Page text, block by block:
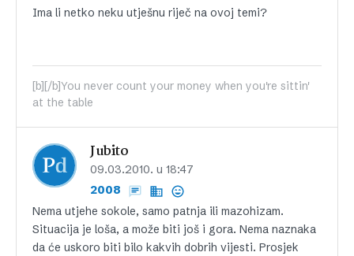
Ima li netko neku utješnu riječ na ovoj temi?
[b][/b]You never count your money when you're sittin'
at the table
Jubito
09.03.2010. u 18:47
2008
Nema utjehe sokole, samo patnja ili mazohizam.
Situacija je loša, a može biti još i gora. Nema naznaka
da će uskoro biti bilo kakvih dobrih vijesti. Prosjek